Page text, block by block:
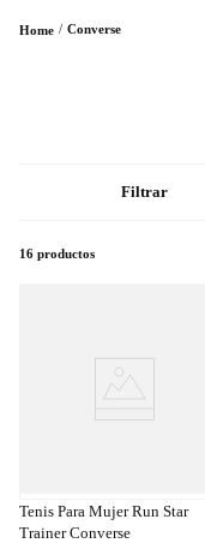
Converse
Filtrar
16 productos
Tenis Para Mujer Run Star
Trainer Converse